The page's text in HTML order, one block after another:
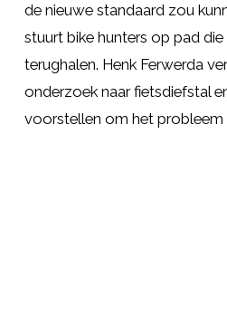
de nieuwe standaard zou
stuurt bike hunters op pad
terughalen. Henk Ferwerda
onderzoek naar fietsdiefstal
voorstellen om het probleem